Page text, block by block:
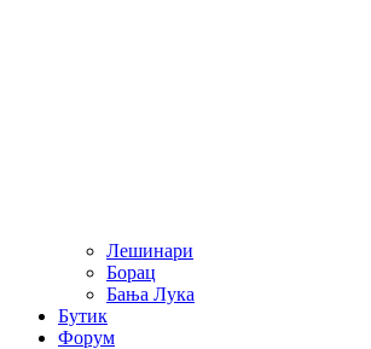
Лешинари
Борац
Бања Лука
Бутик
Форум